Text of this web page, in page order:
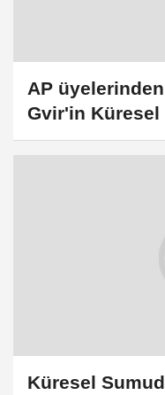
AP
Gvir'in
aktivistlerine
Küresel